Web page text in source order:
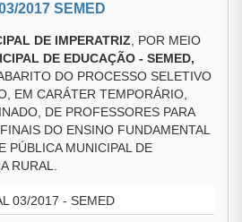
2017 SEMED
DE IMPERATRIZ , POR MEIO
DE EDUCAÇÃO - SEMED,
DO PROCESSO SELETIVO
EM CARÁTER TEMPORÁRIO,
DE PROFESSORES PARA
DO ENSINO FUNDAMENTAL
PÚBLICA MUNICIPAL DE
RURAL.
03/2017 - SEMED